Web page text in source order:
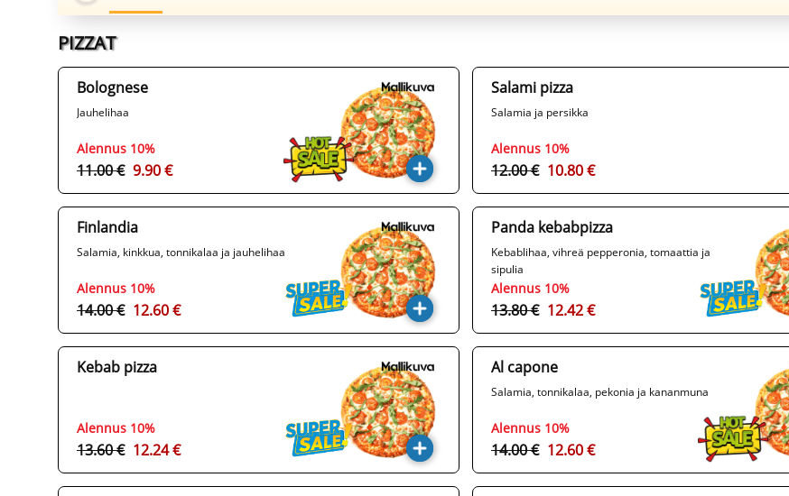
PIZZAT
Bolognese
Jauhelihaa
Alennus 10%
11.00 € 9.90 €
Salami pizza
Salamia ja persikka
Alennus 10%
12.00 € 10.80 €
Finlandia
Salamia, kinkkua, tonnikalaa ja jauhelihaa
Alennus 10%
14.00 € 12.60 €
Panda kebabpizza
Kebablihaa, vihreä pepperonia, tomaattia ja
sipulia
Alennus 10%
13.80 € 12.42 €
Kebab pizza
Alennus 10%
13.60 € 12.24 €
Al capone
Salamia, tonnikalaa, pekonia ja kananmuna
Alennus 10%
14.00 € 12.60 €